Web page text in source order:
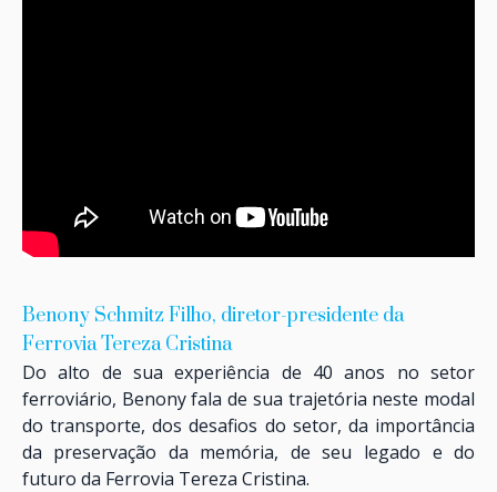
Benony Schmitz Filho, diretor-presidente da
Ferrovia Tereza Cristina
Do alto de sua experiência de 40 anos no setor
ferroviário, Benony fala de sua trajetória neste modal
do transporte, dos desafios do setor, da importância
da preservação da memória, de seu legado e do
futuro da Ferrovia Tereza Cristina.